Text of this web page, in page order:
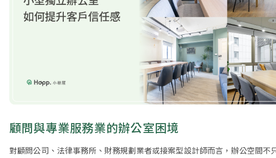
顧問與專業服務業的辦公室困境
對顧問公司、法律事務所、財務規劃業者或接案型設計師而言，辦公空間不